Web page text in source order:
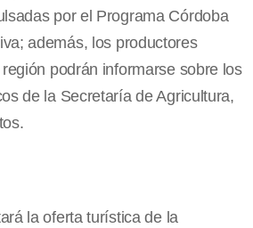
por el Programa Córdoba
además, los productores
podrán informarse sobre los
de la Secretaría de Agricultura,
la oferta turística de la